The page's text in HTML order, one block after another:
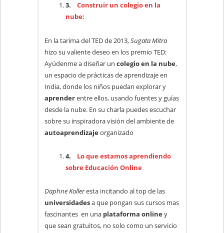
3. Construir un colegio en la
nube:
En la tarima del TED de 2013,Sugata Mitra
hizo su valiente deseo en los premio TED:
Ayúdenme a diseñar un colegio en la nube,
un espacio de prácticas de aprendizaje en
India, donde los niños puedan explorar y
aprenderentre ellos, usando fuentes y guías
desde la nube. En su charla puedes escuchar
sobre su inspiradora visión del ambiente de
autoaprendizajeorganizado
4. Lo que estamos aprendiendo
sobre Educación Online
Daphne Kolleresta incitando al top de las
universidadesa que pongan sus cursos mas
fascinantes en una plataforma onliney
que sean gratuitos, no solo como un servicio